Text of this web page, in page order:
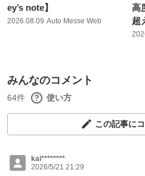
ey’s note】
2026.08.09 Auto Messe Web
高
超
みんなのコメント
64件 使い方
この記事に
kai********
2026/5/21 21:29